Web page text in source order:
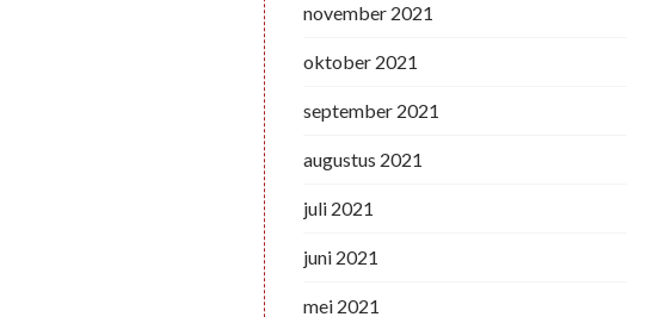
november 2021
oktober 2021
september 2021
augustus 2021
juli 2021
juni 2021
mei 2021